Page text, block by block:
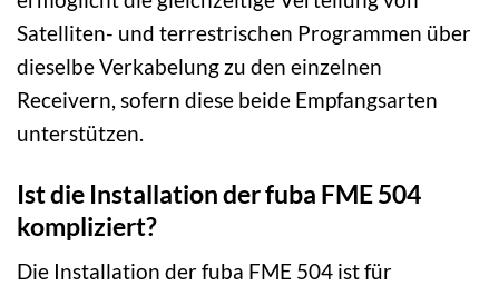
Satelliten- und terrestrischen Programmen über
dieselbe Verkabelung zu den einzelnen
Receivern, sofern diese beide Empfangsarten
unterstützen.
Ist die Installation der fuba FME 504
kompliziert?
Die Installation der fuba FME 504 ist für